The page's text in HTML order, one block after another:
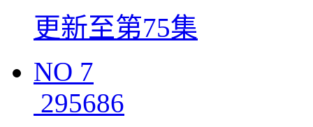
更新至第75集
NO 7
295686